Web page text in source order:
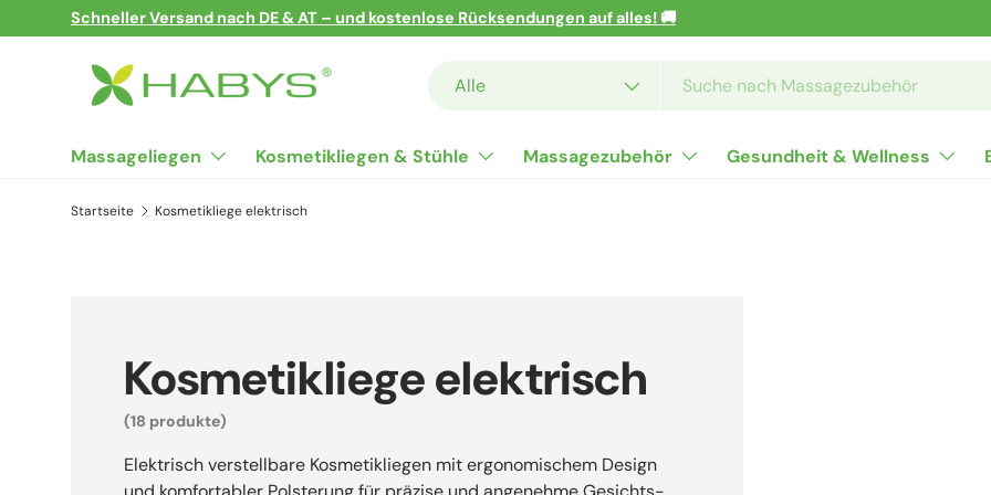
Direkt zum Inhalt
Sie vertrauen uns!–Hier ist eine Liste unserer Partner und Botschafter🫸🫷
Alle
Massageliegen Kosmetikliegen & Stühle Massagezubehör Gesundheit & Wellness
Startseite Kosmetikliege elektrisch
Kosmetikliege elektrisch
(18 produkte)
Elektrisch verstellbare Kosmetikliegen mit ergonomischem Design